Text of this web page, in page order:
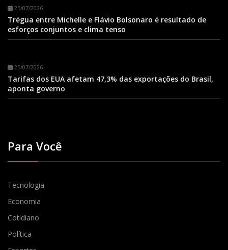
25/07/2026
Trégua entre Michelle e Flávio Bolsonaro é resultado de
esforços conjuntos e clima tenso
25/07/2026
Tarifas dos EUA afetam 47,3% das exportações do Brasil,
aponta governo
Para Você
Tecnologia
Economia
Cotidiano
Política